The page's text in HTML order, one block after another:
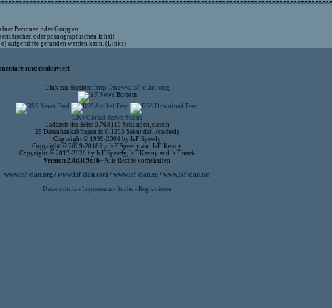
Personen oder Gruppen
oder pornographischen Inhalt
aufgeführte gefunden werden kann. (Links)
sind deaktiviert
Link zur Section: http://news.isf-clan.org
Live Global Server Status
Ladezeit der Seite 0.768110 Sekunden, davon
25 Datenbankabfragen in 0.1203 Sekunden. (cached)
Copyright © 1999-2008 by IsF`Speedy
Copyright © 2009-2016 by IsF`Speedy and IsF`Kenny
Copyright © 2017-2026 by IsF`Speedy, IsF`Kenny and IsF`mark
Version 2.8d309e3b - Alle Rechte vorbehalten
www.isf-clan.org / www.isf-clan.com / www.isf-clan.eu/ www.isf-clan.net
Datenschutz - Impressum- Suche- Registrieren